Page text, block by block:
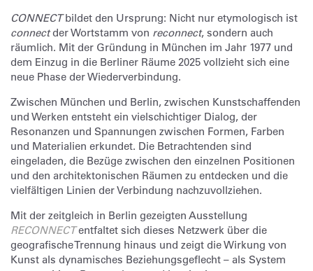
CONNECTbildet den Ursprung: Nicht nur etymologisch ist
connectder Wortstamm von reconnect, sondern auch
räumlich. Mit der Gründung in München im Jahr 1977 und
dem Einzug in die Berliner Räume 2025 vollzieht sich eine
neue Phase der Wiederverbindung.
Zwischen München und Berlin, zwischen Kunstschaffenden
und Werken entsteht ein vielschichtiger Dialog, der
Resonanzen und Spannungen zwischen Formen, Farben
und Materialien erkundet. Die Betrachtenden sind
eingeladen, die Bezüge zwischen den einzelnen Positionen
und den architektonischen Räumen zu entdecken und die
vielfältigen Linien der Verbindung nachzuvollziehen.
Mit der zeitgleich in Berlin gezeigten Ausstellung
RECONNECT entfaltet sich dieses Netzwerk über die
geografische Trennung hinaus und zeigt die Wirkung von
Kunst als dynamisches Beziehungsgeflecht – als System